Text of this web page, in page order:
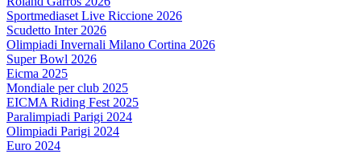
Sportmediaset Live Riccione 2026
Scudetto Inter 2026
Olimpiadi Invernali Milano Cortina 2026
Super Bowl 2026
Eicma 2025
Mondiale per club 2025
EICMA Riding Fest 2025
Paralimpiadi Parigi 2024
Olimpiadi Parigi 2024
Euro 2024